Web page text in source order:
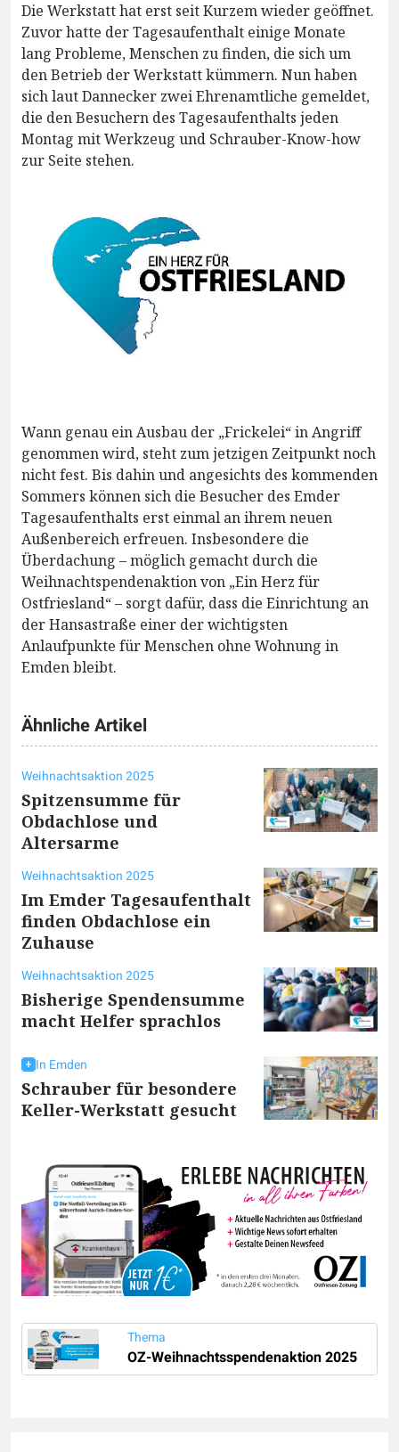
Die Werkstatt hat erst seit Kurzem wieder geöffnet.
Zuvor hatte der Tagesaufenthalt einige Monate
lang Probleme, Menschen zu finden, die sich um
den Betrieb der Werkstatt kümmern. Nun haben
sich laut Dannecker zwei Ehrenamtliche gemeldet,
die den Besuchern des Tagesaufenthalts jeden
Montag mit Werkzeug und Schrauber-Know-how
zur Seite stehen.
Wann genau ein Ausbau der „Frickelei“ in Angriff
genommen wird, steht zum jetzigen Zeitpunkt noch
nicht fest. Bis dahin und angesichts des kommenden
Sommers können sich die Besucher des Emder
Tagesaufenthalts erst einmal an ihrem neuen
Außenbereich erfreuen. Insbesondere die
Überdachung – möglich gemacht durch die
Weihnachtspendenaktion von „Ein Herz für
Ostfriesland“ – sorgt dafür, dass die Einrichtung an
der Hansastraße einer der wichtigsten
Anlaufpunkte für Menschen ohne Wohnung in
Emden bleibt.
Ähnliche Artikel
Weihnachtsaktion 2025
Spitzensumme für
Obdachlose und
Altersarme
Weihnachtsaktion 2025
Im Emder Tagesaufenthalt
finden Obdachlose ein
Zuhause
Weihnachtsaktion 2025
Bisherige Spendensumme
macht Helfer sprachlos
In Emden
Schrauber für besondere
Keller-Werkstatt gesucht
Thema
OZ-Weihnachtsspendenaktion 2025